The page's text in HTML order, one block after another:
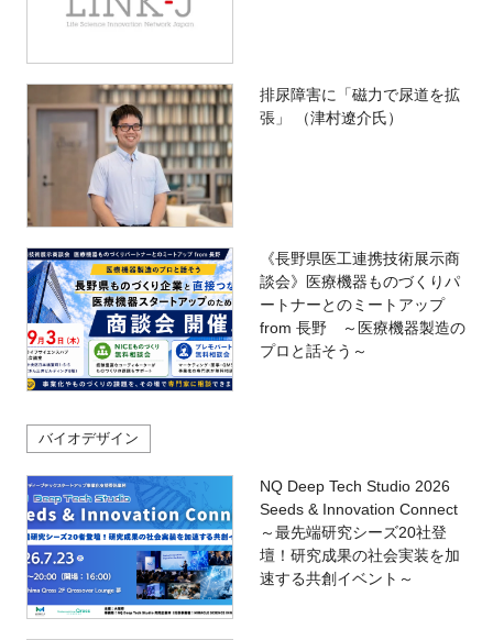
排尿障害に「磁力で尿道を拡
張」 （津村遼介氏）
《長野県医工連携技術展示商
談会》医療機器ものづくりパ
ートナーとのミートアップ
from 長野 ～医療機器製造の
プロと話そう～
バイオデザイン
NQ Deep Tech Studio 2026
Seeds & Innovation Connect
～最先端研究シーズ20社登
壇！研究成果の社会実装を加
速する共創イベント～